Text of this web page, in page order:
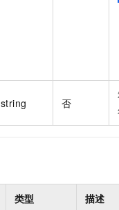
string 否
类型 描述